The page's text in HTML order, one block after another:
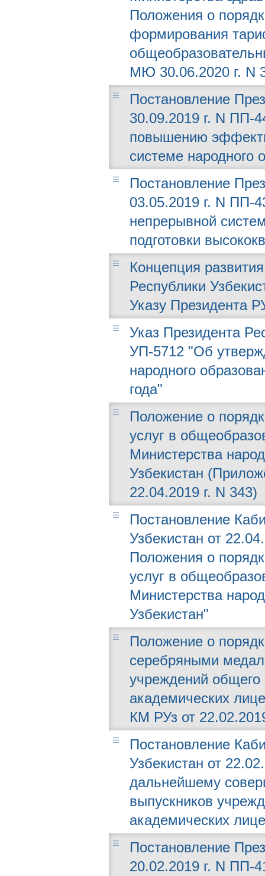
Положения о
формирования
МЮ 30.06.2020 г. N
Постановление
30.09.2019 г. N ПП-
повышению
системе народного
Постановление
03.05.2019 г. N ПП-
непрерывной
подготовки
Концепция
Республики
Указу Президента
Указ Президента
УП-5712 "Об
народного
года"
Положение о
услуг в
Министерства
Узбекистан
22.04.2019 г. N 343)
Постановление
Узбекистан от
Положения о
услуг в
Министерства
Узбекистан"
Положение о
серебряными
учреждений общего
академических
КМ РУз от
Постановление
Узбекистан от
дальнейшему
выпускников
академических
Постановление
20.02.2019 г. N ПП-